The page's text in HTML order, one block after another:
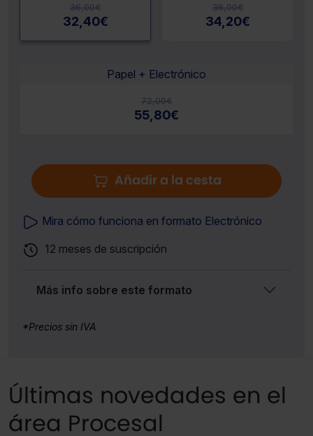
36,00€
32,40€
36,00€
34,20€
Papel + Electrónico
72,00€
55,80€
Añadir a la cesta
Mira cómo funciona en formato Electrónico
12 meses de suscripción
Más info sobre este formato
*Precios sin IVA
Últimas novedades en el
área Procesal